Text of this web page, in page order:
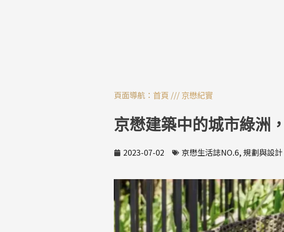
頁面導航： 首頁 /// 京懋紀實
京懋建築中的城市綠洲
2023-07-02 京懋生活誌NO.6,規劃與設計